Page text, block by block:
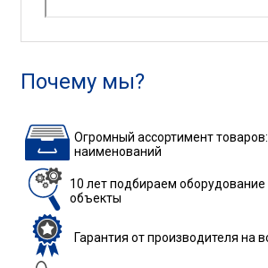
Почему мы?
Огромный ассортимент
наименований
10 лет подбираем оборудование
объекты
Гарантия от производителя на